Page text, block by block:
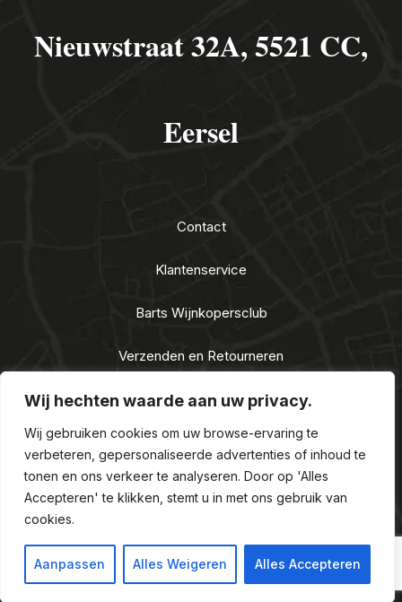
Wij hechten waarde aan uw privacy.
Wij gebruiken cookies om uw browse-ervaring te
verbeteren, gepersonaliseerde advertenties of inhoud te
tonen en ons verkeer te analyseren. Door op 'Alles
Accepteren' te klikken, stemt u in met ons gebruik van
cookies.
Aanpassen Alles Weigeren Alles Accepteren
Nieuwstraat 32A, 5521 CC,
Eersel
Contact
Klantenservice
Barts Wijnkopersclub
Verzenden en Retourneren
Algemene voorwaarden
Privacy Statement
Nieuwe Alcoholwet 2021